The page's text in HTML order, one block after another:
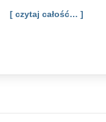
[ czytaj całość… ]